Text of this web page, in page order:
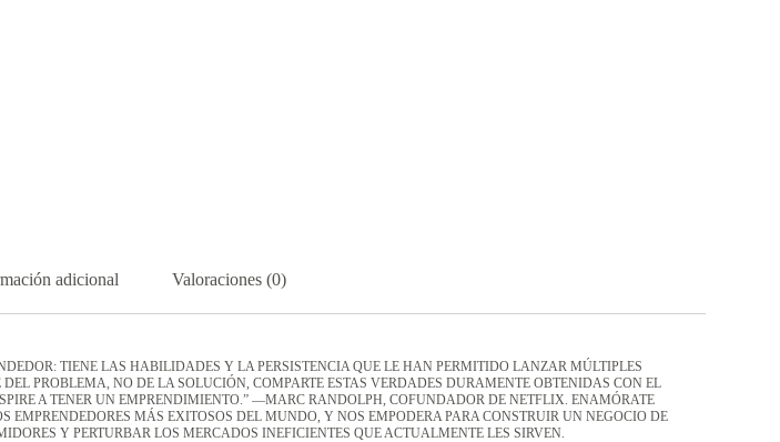
adicional Valoraciones (0)
TIENE LAS HABILIDADES Y LA PERSISTENCIA QUE LE HAN PERMITIDO LANZAR MÚLTIPLES
PROBLEMA, NO DE LA SOLUCIÓN, COMPARTE ESTAS VERDADES DURAMENTE OBTENIDAS CON EL
A TENER UN EMPRENDIMIENTO.” —MARC RANDOLPH, COFUNDADOR DE NETFLIX. ENAMÓRATE
MÁS EXITOSOS DEL MUNDO, Y NOS EMPODERA PARA CONSTRUIR UN NEGOCIO DE
Y PERTURBAR LOS MERCADOS INEFICIENTES QUE ACTUALMENTE LES SIRVEN.